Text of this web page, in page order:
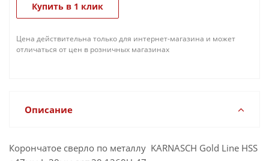
Купить в 1 клик
Цена действительна только для интернет-магазина и может
отличаться от цен в розничных магазинах
Описание
Корончатое сверло по металлу KARNASCH Gold Line HSS